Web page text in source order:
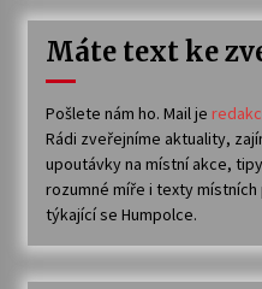
Máte text ke
Pošlete nám ho. Mail je
Rádi zveřejníme aktuality,
upoutávky na místní akce,
rozumné míře i texty
týkající se Humpolce.